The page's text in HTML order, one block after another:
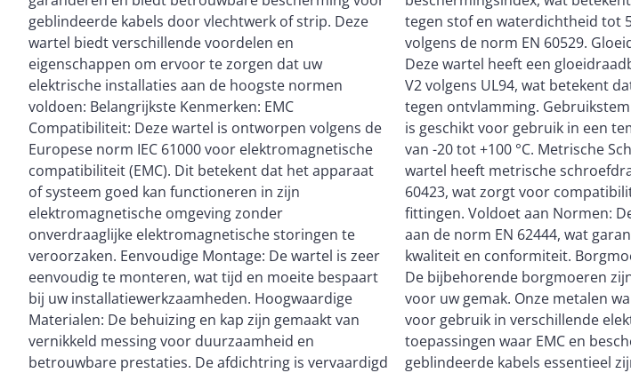
geblindeerde kabels door vlechtwerk of strip. Deze
wartel biedt verschillende voordelen en
eigenschappen om ervoor te zorgen dat uw
elektrische installaties aan de hoogste normen
voldoen: Belangrijkste Kenmerken: EMC
Compatibiliteit: Deze wartel is ontworpen volgens de
Europese norm IEC 61000 voor elektromagnetische
compatibiliteit (EMC). Dit betekent dat het apparaat
of systeem goed kan functioneren in zijn
elektromagnetische omgeving zonder
onverdraaglijke elektromagnetische storingen te
veroorzaken. Eenvoudige Montage: De wartel is zeer
eenvoudig te monteren, wat tijd en moeite bespaart
bij uw installatiewerkzaamheden. Hoogwaardige
Materialen: De behuizing en kap zijn gemaakt van
vernikkeld messing voor duurzaamheid en
betrouwbare prestaties. De afdichtring is vervaardigd
tegen stof en waterdichtheid tot 5 bar (30 minuten),
volgens de norm EN 60529. Gloeidraadbestendigheid:
Deze wartel heeft een gloeidraadbestendigheid van
V2 volgens UL94, wat betekent dat hij bestand is
tegen ontvlamming. Gebruikstemperatuur: De wartel
is geschikt voor gebruik in een temperatuurbereik
van -20 tot +100 °C. Metrische Schroefdraad: De
wartel heeft metrische schroefdraad volgens EN
60423, wat zorgt voor compatibiliteit met standaard
fittingen. Voldoet aan Normen: Deze wartel voldoet
aan de norm EN 62444, wat garant staat voor
kwaliteit en conformiteit. Borgmoeren Beschikbaar:
De bijbehorende borgmoeren zijn ook verkrijgbaar
voor uw gemak. Onze metalen wartel EMC 2 is ideaal
voor gebruik in verschillende elektrische
toepassingen waar EMC en bescherming van
geblindeerde kabels essentieel